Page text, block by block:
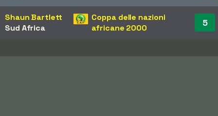
Shaun Bartlett
Sud Africa
Coppa delle nazioni
africane 2000
5